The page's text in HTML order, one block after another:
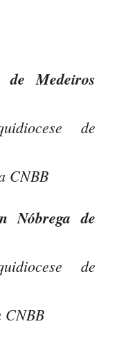
Medeiros
de
CNBB
Nóbrega de
de
CNBB